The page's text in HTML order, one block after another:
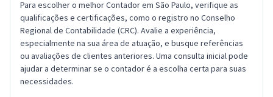
Para escolher o melhor Contador em São Paulo, verifique as
qualificações e certificações, como o registro no Conselho
Regional de Contabilidade (CRC). Avalie a experiência,
especialmente na sua área de atuação, e busque referências
ou avaliações de clientes anteriores. Uma consulta inicial pode
ajudar a determinar se o contador é a escolha certa para suas
necessidades.